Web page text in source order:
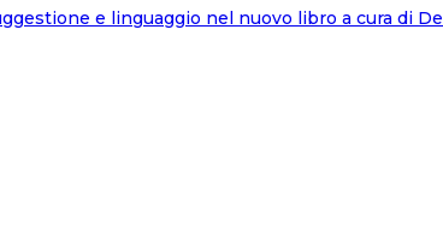
e linguaggio nel nuovo libro a cura di